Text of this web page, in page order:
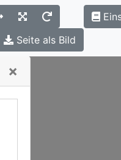
×
Seite als Bild